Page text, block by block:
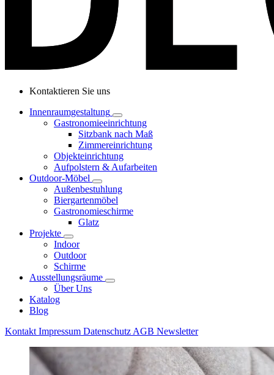
Kontaktieren Sie uns
Innenraumgestaltung
Gastronomieeinrichtung
Sitzbank nach Maß
Zimmereinrichtung
Objekteinrichtung
Aufpolstern & Aufarbeiten
Outdoor-Möbel
Außenbestuhlung
Biergartenmöbel
Gastronomieschirme
Glatz
Projekte
Indoor
Outdoor
Schirme
Ausstellungsräume
Über Uns
Katalog
Blog
Kontakt Impressum Datenschutz AGB Newsletter